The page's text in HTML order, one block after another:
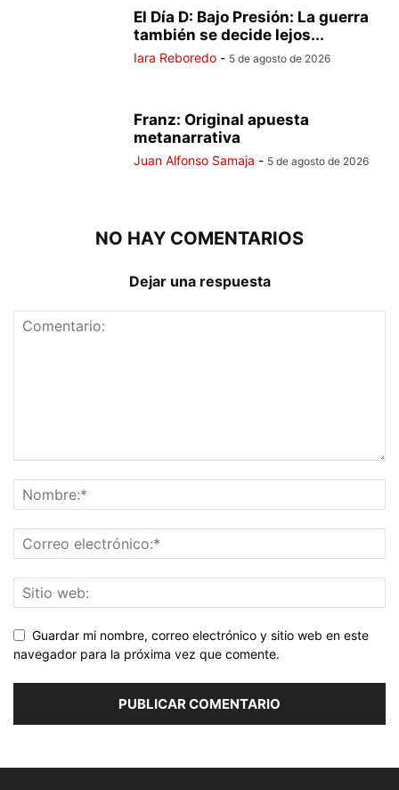
El Día D: Bajo Presión: La guerra
también se decide lejos...
Iara Reboredo - 5 de agosto de 2026
Franz: Original apuesta
metanarrativa
Juan Alfonso Samaja - 5 de agosto de 2026
NO HAY COMENTARIOS
Dejar una respuesta
Guardar mi nombre, correo electrónico y sitio web en este
navegador para la próxima vez que comente.